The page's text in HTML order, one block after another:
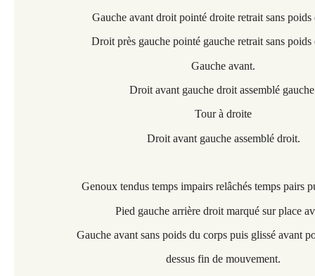
Gauche avant droit pointé droite retrait sans poids
Droit près gauche pointé gauche retrait sans poids
Gauche avant.
Droit avant gauche droit assemblé
Tour à droite
Droit avant gauche assemblé droit.
Genoux tendus temps impairs relâchés temps pairs
Pied gauche arrière droit marqué sur place
Gauche avant sans poids du corps puis glissé avant
dessus fin de mouvement.